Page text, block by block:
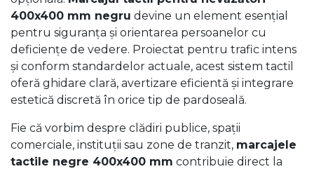
400x400 mm negru devine un element esențial
pentru siguranța și orientarea persoanelor cu
deficiențe de vedere. Proiectat pentru trafic intens
și conform standardelor actuale, acest sistem tactil
oferă ghidare clară, avertizare eficientă și integrare
estetică discretă în orice tip de pardoseală.
Fie că vorbim despre clădiri publice, spații
comerciale, instituții sau zone de tranzit, marcajele
tactile negre 400x400 mm contribuie direct la